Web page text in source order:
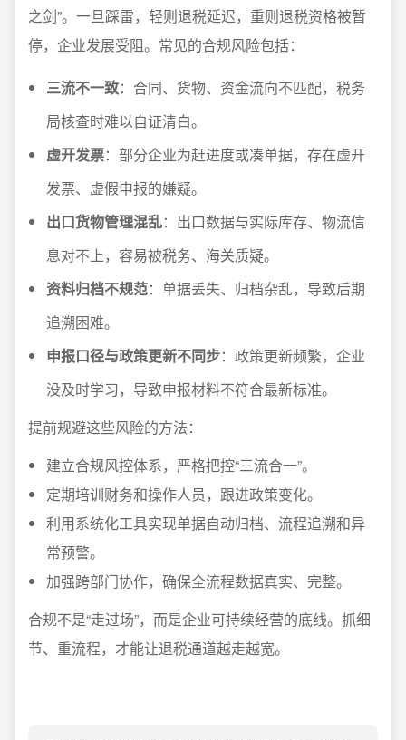
之剑”。一旦踩雷，轻则退税延迟，重则退税资格被暂
停，企业发展受阻。常见的合规风险包括：
三流不一致：合同、货物、资金流向不匹配，税务
局核查时难以自证清白。
虚开发票：部分企业为赶进度或凑单据，存在虚开
发票、虚假申报的嫌疑。
出口货物管理混乱：出口数据与实际库存、物流信
息对不上，容易被税务、海关质疑。
资料归档不规范：单据丢失、归档杂乱，导致后期
追溯困难。
申报口径与政策更新不同步：政策更新频繁，企业
没及时学习，导致申报材料不符合最新标准。
提前规避这些风险的方法：
建立合规风控体系，严格把控“三流合一”。
定期培训财务和操作人员，跟进政策变化。
利用系统化工具实现单据自动归档、流程追溯和异
常预警。
加强跨部门协作，确保全流程数据真实、完整。
合规不是“走过场”，而是企业可持续经营的底线。抓细
节、重流程，才能让退税通道越走越宽。